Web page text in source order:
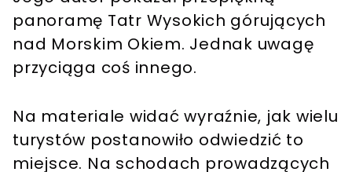
panoramę Tatr Wysokich górujących
nad Morskim Okiem. Jednak uwagę
przyciąga coś innego.
Na materiale widać wyraźnie, jak wielu
turystów postanowiło odwiedzić to
miejsce. Na schodach prowadzących